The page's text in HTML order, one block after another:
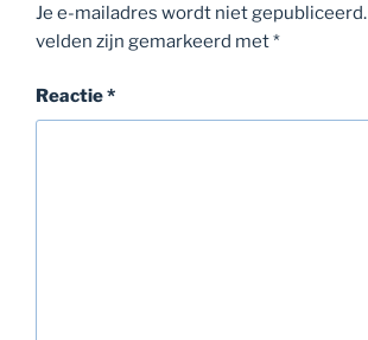
Je e-mailadres wordt niet gepubliceerd.
velden zijn gemarkeerd met*
Reactie*